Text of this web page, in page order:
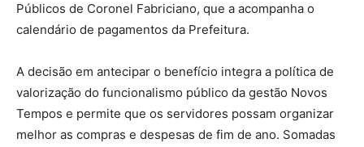
Públicos de Coronel Fabriciano, que a acompanha o
calendário de pagamentos da Prefeitura.
A decisão em antecipar o benefício integra a política de
valorização do funcionalismo público da gestão Novos
Tempos e permite que os servidores possam organizar
melhor as compras e despesas de fim de ano. Somadas